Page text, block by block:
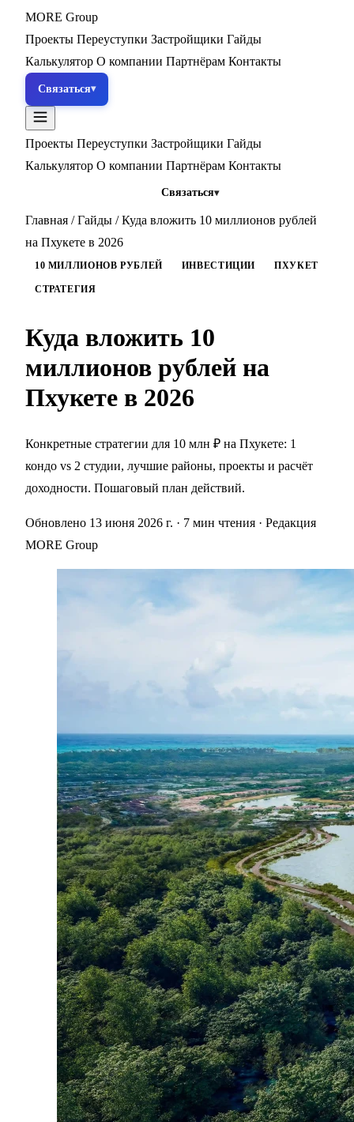
MORE Group
Проекты Переуступки Застройщики Гайды
Калькулятор О компании Партнёрам Контакты
Связаться
Проекты Переуступки Застройщики Гайды
Калькулятор О компании Партнёрам Контакты
Связаться
Главная / Гайды / Куда вложить 10 миллионов рублей
на Пхукете в 2026
10 МИЛЛИОНОВ РУБЛЕЙ ИНВЕСТИЦИИ ПХУКЕТ
СТРАТЕГИЯ
Куда вложить 10
миллионов рублей на
Пхукете в 2026
Конкретные стратегии для 10 млн ₽ на Пхукете: 1
кондо vs 2 студии, лучшие районы, проекты и расчёт
доходности. Пошаговый план действий.
Обновлено 13 июня 2026 г. · 7 мин чтения · Редакция
MORE Group